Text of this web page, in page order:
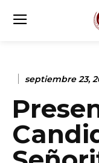
septiembre 23,